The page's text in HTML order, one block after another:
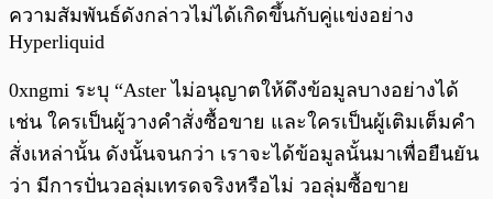
ความสัมพันธ์ดังกล่าวไม่ได้เกิดขึ้นกับคู่แข่งอย่าง
Hyperliquid
0xngmi ระบุ “Aster ไม่อนุญาตให้ดึงข้อมูลบางอย่างได้
เช่น ใครเป็นผู้วางคำสั่งซื้อขาย และใครเป็นผู้เติมเต็มคำ
สั่งเหล่านั้น ดังนั้นจนกว่า เราจะได้ข้อมูลนั้นมาเพื่อยืนยัน
ว่า มีการปั่นวอลุ่มเทรดจริงหรือไม่ วอลุ่มซื้อขาย